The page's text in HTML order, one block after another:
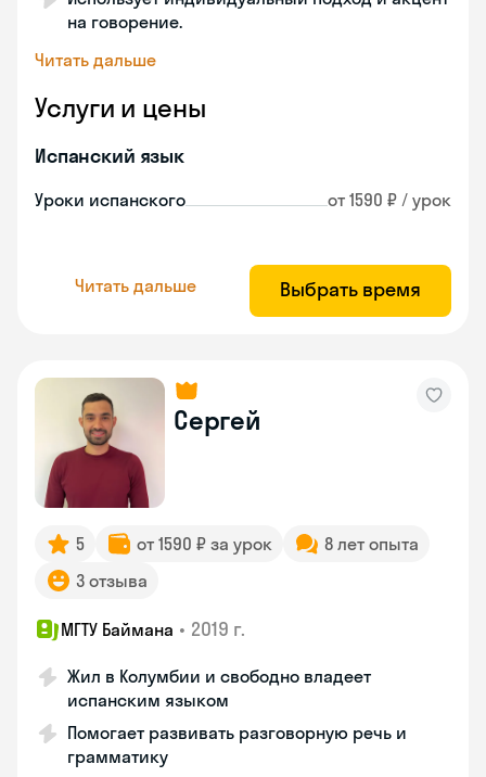
на говорение.
Читать дальше
Услуги и цены
Испанский язык
Уроки испанского от 1590 ₽ / урок
Читать дальше Выбрать время
Сергей
5 от 1590 ₽ за урок
8 лет опыта
3 отзыва
МГТУ Баймана • 2019 г.
Жил в Колумбии и свободно владеет
испанским языком
Помогает развивать разговорную речь и
грамматику